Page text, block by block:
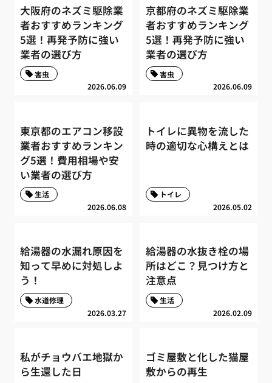
大阪府のネズミ駆除業
者おすすめランキング
5選！再発予防に強い
業者の選び方
2026.06.09
害虫
京都府のネズミ駆除業
者おすすめランキング
5選！再発予防に強い
業者の選び方
2026.06.09
害虫
東京都のエアコン移設
業者おすすめランキン
グ5選！費用相場や安
い業者の選び方
2026.06.08
生活
トイレに異物を流した
時の適切な心構えとは
2026.05.02
トイレ
給湯器の水漏れ原因を
知って早めに対処しよ
う！
2026.03.27
水道修理
給湯器の水抜き栓の場
所はどこ？見つけ方と
注意点
2026.02.09
生活
私がチョウバエ地獄か
ら生還した日
ゴミ屋敷と化した猫屋
敷からの再生